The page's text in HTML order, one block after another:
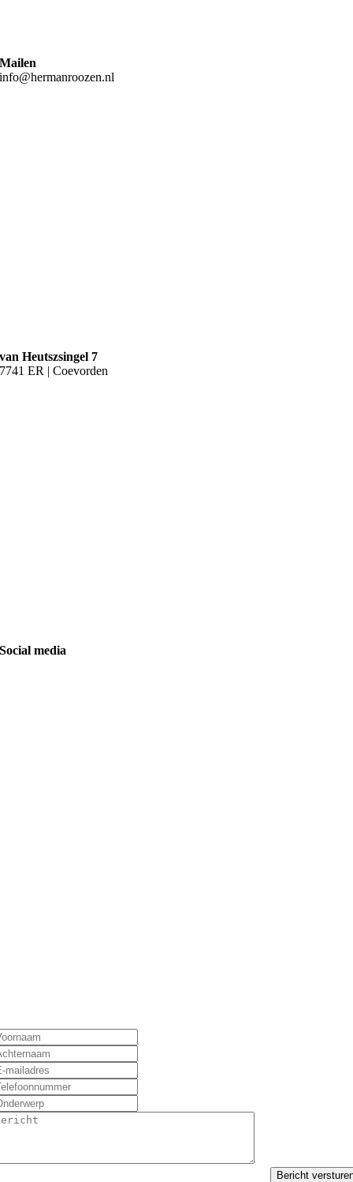
Mailen
info@hermanroozen.nl
van Heutszsingel 7
7741 ER | Coevorden
Social media
Bericht